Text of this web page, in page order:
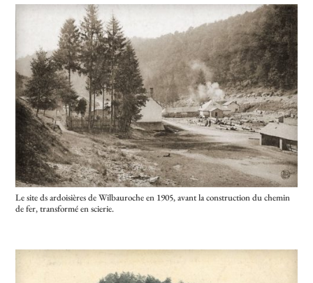
Le site ds ardoisières de Wilbauroche en 1905, avant la construction du chemin
de fer, transformé en scierie.